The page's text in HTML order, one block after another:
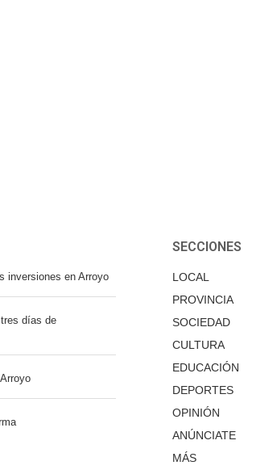
inversiones en Arroyo
días de
SECCIONES
LOCAL
PROVINCIA
SOCIEDAD
CULTURA
EDUCACIÓN
DEPORTES
OPINIÓN
ANÚNCIATE
MÁS